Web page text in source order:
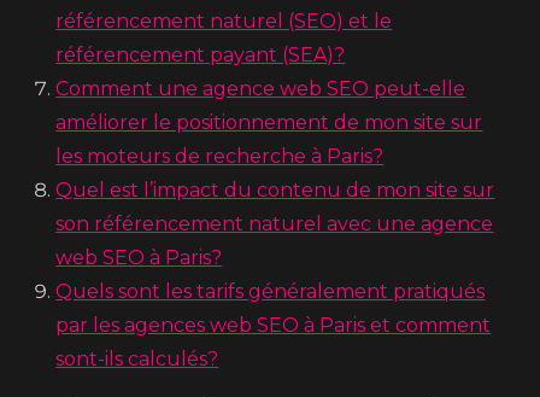
référencement naturel (SEO) et le
référencement payant (SEA)?
Comment une agence web SEO peut-elle
améliorer le positionnement de mon site sur
les moteurs de recherche à Paris?
Quel est l’impact du contenu de mon site sur
son référencement naturel avec une agence
web SEO à Paris?
Quels sont les tarifs généralement pratiqués
par les agences web SEO à Paris et comment
sont-ils calculés?